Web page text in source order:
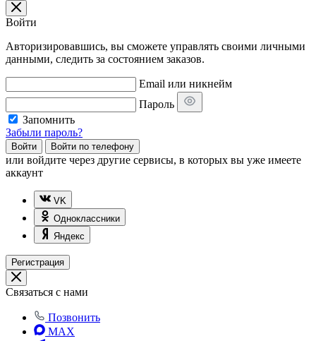
Войти
Авторизировавшись, вы сможете управлять своими личными
данными, следить за состоянием заказов.
Email или никнейм
Пароль
Запомнить
Забыли пароль?
Войти Войти по телефону
или войдите через другие сервисы, в которых вы уже имеете
аккаунт
VK
Одноклассники
Яндекс
Регистрация
Связаться с нами
Позвонить
MAX